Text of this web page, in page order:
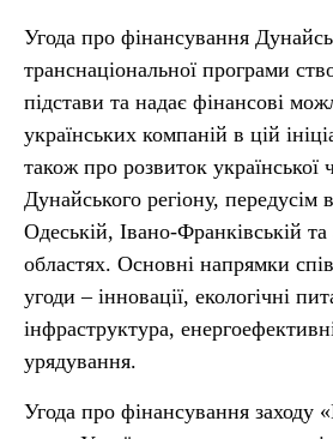
Угода про фінансування
транснаціональної програми
підстави та надає фінансові
українських компаній в цій
також про розвиток української
Дунайського регіону, передусім
Одеській, Івано-Франківській та
областях. Основні напрямки
угоди – інновації, екологічні
інфраструктура,
урядування.
Угода про фінансування заходу